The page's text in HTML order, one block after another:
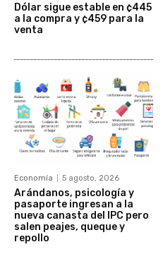
Dólar sigue estable en ¢445
a la compra y ¢459 para la
venta
Economía 5 agosto, 2026
Arándanos, psicología y
pasaporte ingresan a la
nueva canasta del IPC pero
salen peajes, queque y
repollo